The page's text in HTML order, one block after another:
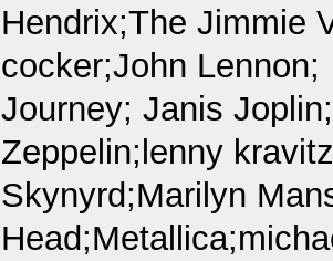
Hendrix;The Jimmie
cocker;John Lennon;
Journey; Janis
Zeppelin;lenny
Skynyrd;Marilyn